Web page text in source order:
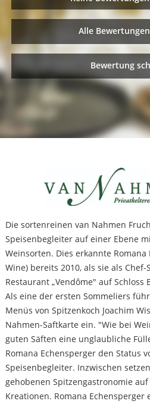
Alle
Bewertung
Die sortenreinen van Nahmen
Speisenbegleiter auf einer Ebene
Weinsorten. Dies erkannte
Wine) bereits 2010, als sie als
Restaurant „Vendôme" auf
Als eine der ersten Sommeliers
Menüs von Spitzenkoch Joachim
Nahmen-Saftkarte ein. "Wie bei
guten Säften eine unglaubliche
Romana Echensperger den Status
Speisenbegleiter. Inzwischen
gehobenen Spitzengastronomie
Kreationen. Romana